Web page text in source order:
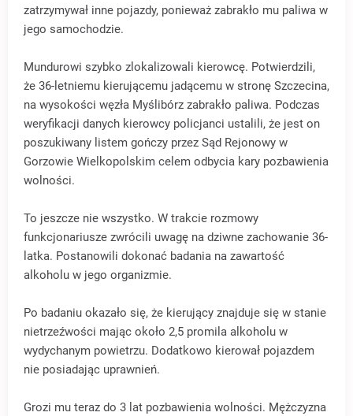
zatrzymywał inne pojazdy, ponieważ zabrakło mu paliwa w
jego samochodzie.
Mundurowi szybko zlokalizowali kierowcę. Potwierdzili,
że 36-letniemu kierującemu jadącemu w stronę Szczecina,
na wysokości węzła Myślibórz zabrakło paliwa. Podczas
weryfikacji danych kierowcy policjanci ustalili, że jest on
poszukiwany listem gończy przez Sąd Rejonowy w
Gorzowie Wielkopolskim celem odbycia kary pozbawienia
wolności.
To jeszcze nie wszystko. W trakcie rozmowy
funkcjonariusze zwrócili uwagę na dziwne zachowanie 36-
latka. Postanowili dokonać badania na zawartość
alkoholu w jego organizmie.
Po badaniu okazało się, że kierujący znajduje się w stanie
nietrzeźwości mając około 2,5 promila alkoholu w
wydychanym powietrzu. Dodatkowo kierował pojazdem
nie posiadając uprawnień.
Grozi mu teraz do 3 lat pozbawienia wolności. Mężczyzna